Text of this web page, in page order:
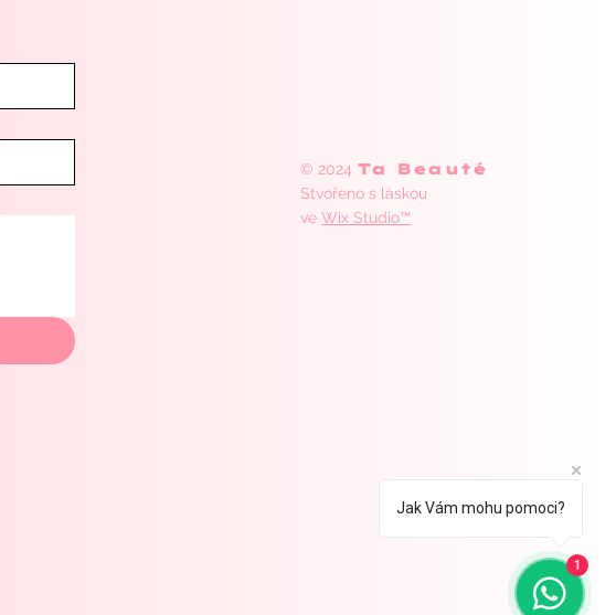
© 2024 Ta Beauté
Stvořeno s láskou
veWix Studio™
Jak Vám mohu pomoci?
1